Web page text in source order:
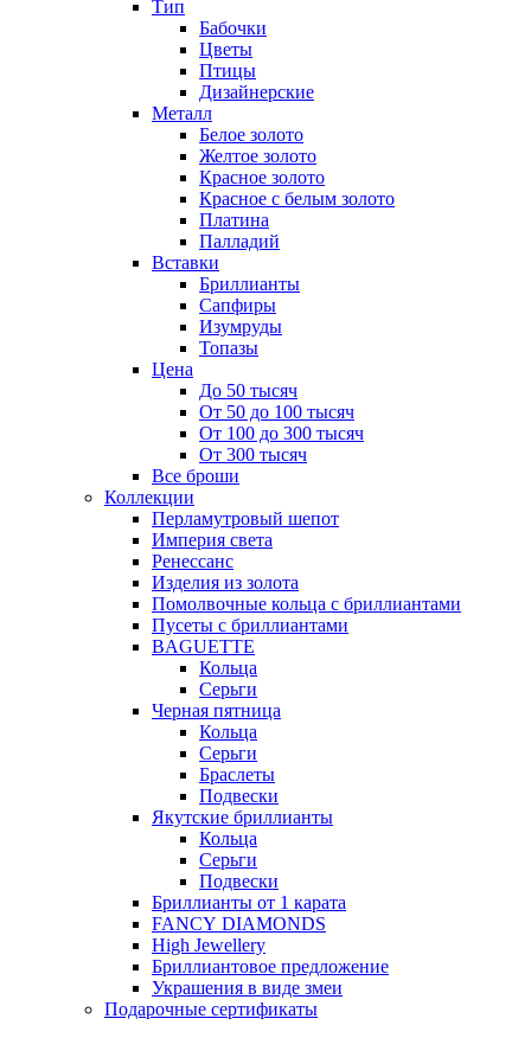
Тип
Бабочки
Цветы
Птицы
Дизайнерские
Металл
Белое золото
Желтое золото
Красное золото
Красное с белым золото
Платина
Палладий
Вставки
Бриллианты
Сапфиры
Изумруды
Топазы
Цена
До 50 тысяч
От 50 до 100 тысяч
От 100 до 300 тысяч
От 300 тысяч
Все броши
Коллекции
Перламутровый шепот
Империя света
Ренессанс
Изделия из золота
Помолвочные кольца с бриллиантами
Пусеты с бриллиантами
BAGUETTE
Кольца
Серьги
Черная пятница
Кольца
Серьги
Браслеты
Подвески
Якутские бриллианты
Кольца
Серьги
Подвески
Бриллианты от 1 карата
FANCY DIAMONDS
High Jewellery
Бриллиантовое предложение
Украшения в виде змеи
Подарочные сертификаты